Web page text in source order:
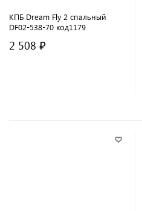
КПБ Dream Fly 2 спальный
DF02-538-70 код1179
2 508 ₽